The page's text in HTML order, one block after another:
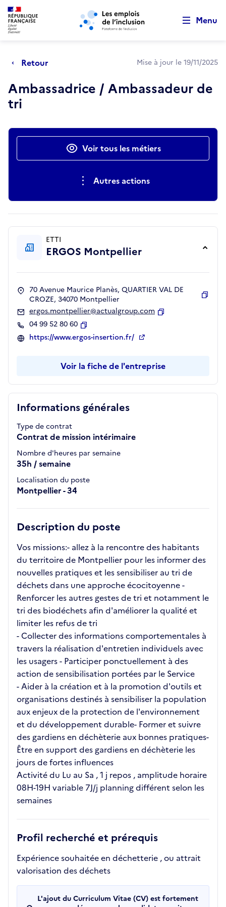
Aller au menu principal Aller au contenu principal
Menu
Retour Mise à jour le 19/11/2025
Ambassadrice / Ambassadeur de
tri
Actions rapidesVoir tous les métiers
Autres actions
Informations générales
Type de contrat
Contrat de mission intérimaire
Nombre d'heures par semaine
35h / semaine
Localisation du poste
Montpellier - 34
Description du poste
Vos missions:- allez à la rencontre des habitants
du territoire de Montpellier pour les informer des
nouvelles pratiques et les sensibiliser au tri de
déchets dans une approche écocitoyenne -
Renforcer les autres gestes de tri et notamment le
tri des biodéchets afin d'améliorer la qualité et
limiter les refus de tri
- Collecter des informations comportementales à
travers la réalisation d'entretien individuels avec
les usagers - Participer ponctuellement à des
action de sensibilisation portées par le Service
- Aider à la création et à la promotion d'outils et
organisations destinés à sensibiliser la population
aux enjeux de la protection de l'environnement
et du développement durable- Former et suivre
des gardiens en déchèterie aux bonnes pratiques-
Être en support des gardiens en déchèterie les
jours de fortes influences
Activité du Lu au Sa , 1 j repos , amplitude horaire
08H-19H variable 7J/j planning différent selon les
semaines
Profil recherché et prérequis
Expérience souhaitée en déchetterie , ou attrait
valorisation des déchets
L'ajout du Curriculum Vitae (CV) est fortement
ETTI
ERGOS Montpellier
70 Avenue Maurice Planès, QUARTIER VAL DE
CROZE, 34070 Montpellier
ergos.montpellier@actualgroup.com
04 99 52 80 60
Copier
https://www.ergos-insertion.fr/
Voir la fiche de l'entreprise
Retour au début de la page
Panneau de gestion des cookies